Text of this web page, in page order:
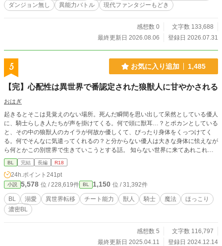
ダンジョン無し
異能力バトル 現代ファンタジーもどき
感想数 0
文字数 133,688
最終更新日 2026.08.06
登録日 2026.07.31
5 お気に入り追加 1,485
【完】心配性は異世界で番認定された狼獣人に甘やかされる
おはぎ
起きるとそこは見覚えのない場所。死んだ瞬間を思い出して呆然としている優人
に、騎士らしき人たちが声を掛けてくる。何で頭に獣耳…？とポカンとしている
と、その中の狼獣人のカイラが何故か優しくて、ぴったり身体をくっつけてく
る。何でそんなに気遣ってくれるの？と分からない優人は大きな身体に怯えなが
ら何とかこの別世界で生きていこうとする話。 知らない世界に来てあれこれ考
えては心配してしまう優人と、優人が可愛くて仕方ないカイラが溺愛しながら支
えて甘やかしていきます。
BL 完結 長編 R18
24h.ポイント 241pt
小説 5,578 位 / 228,619件 BL 1,150 位 / 31,392件
BL 溺愛 異世界転移 チート能力 獣人 騎士 魔法
ほっこり
濃密BL
感想数 5
文字数 116,797
最終更新日 2025.04.11
登録日 2024.12.14